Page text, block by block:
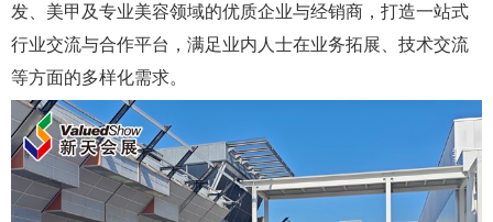
发、美甲及专业美容领域的优质企业与经销商，打造一站式
行业交流与合作平台，满足业内人士在业务拓展、技术交流
等方面的多样化需求。